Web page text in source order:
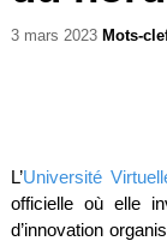
3 mars 2023 Mots-
L’Université
officielle où elle
d’innovation